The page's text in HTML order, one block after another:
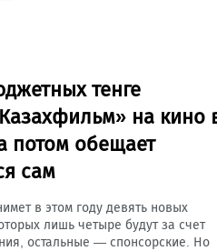
тенге
на кино
потом обещает
сам
в этом году девять новых
лишь четыре будут за счет
остальные — спонсорские. Но